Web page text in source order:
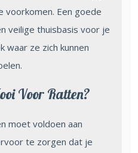
voorkomen. Een goede
veilige thuisbasis voor je
waar ze zich kunnen
Voor Ratten?
moet voldoen aan
te zorgen dat je